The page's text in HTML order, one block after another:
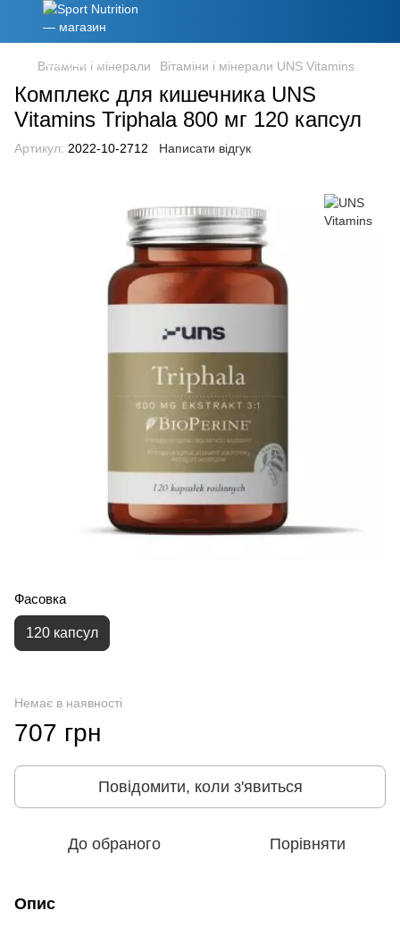
Вітаміни і мінерали Вітаміни і мінерали UNS Vitamins
Комплекс для кишечника UNS
Vitamins Triphala 800 мг 120 капсул
Артикул: 2022-10-2712 Написати відгук
Фасовка
120 капсул
Немає в наявності
707 грн
Повідомити, коли з'явиться
До обраного Порівняти
Опис